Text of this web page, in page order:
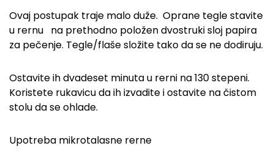
Ovaj postupak traje malo duže. Oprane tegle stavite
u rernu na prethodno položen dvostruki sloj papira
za pečenje. Tegle/flaše složite tako da se ne dodiruju.
Ostavite ih dvadeset minuta u rerni na 130 stepeni.
Koristete rukavicu da ih izvadite i ostavite na čistom
stolu da se ohlade.
Upotreba mikrotalasne rerne